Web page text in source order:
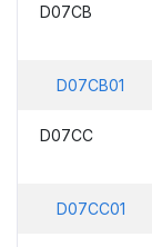
D07CB
D07CB01
D07CC
D07CC01